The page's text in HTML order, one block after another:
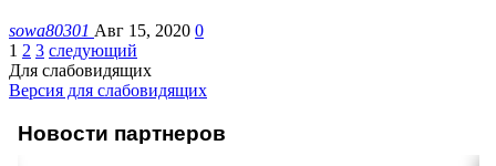
sowa80301 Авг 15, 2020 0
1 2 3 следующий
Для слабовидящих
Версия для слабовидящих
Новости партнеров